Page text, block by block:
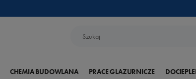
CHEMIA BUDOWLANA PRACE GLAZURNICZE